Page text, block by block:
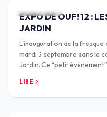
25 SEPT. 2024
EXPO DE OUF! 12 :
JARDIN
L'inauguration de la fresque
mardi 3 septembre dans le
Jardin. Ce “petit
LIRE